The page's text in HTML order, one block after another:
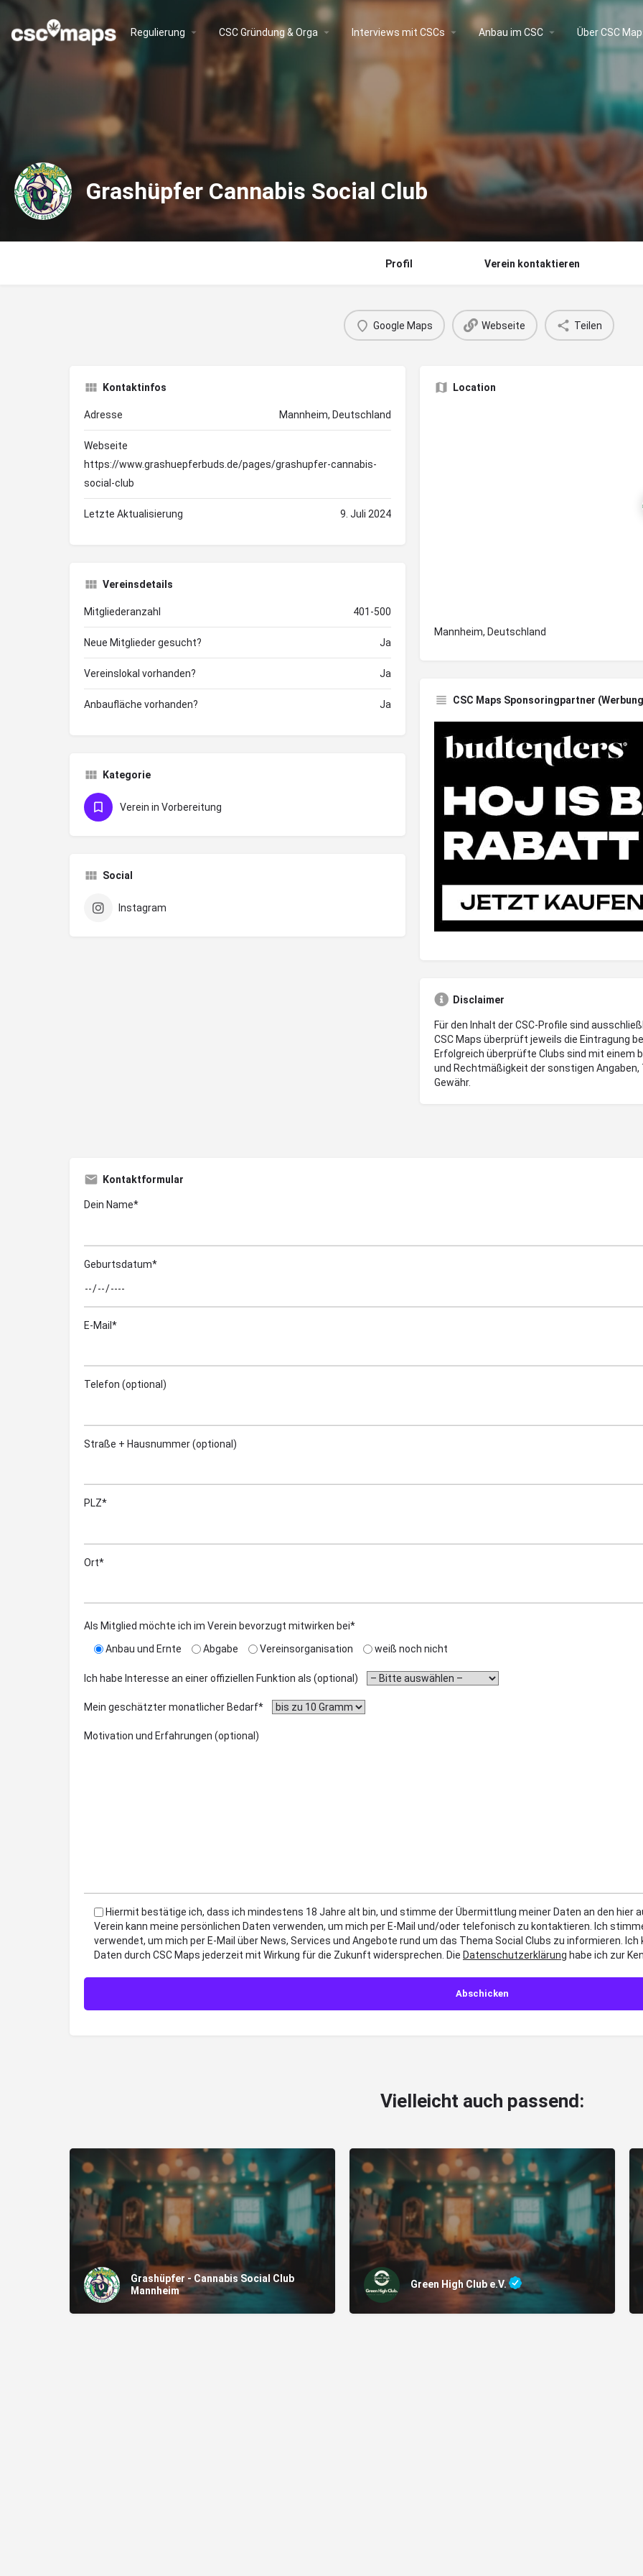
Regulierung CSC Gründung & Orga Interviews mit CSCs Anbau im CSC Über CSC
Grashüpfer Cannabis Social Club
Profil Verein kontaktieren
Google Maps Webseite Teilen
Kontaktinfos
Adresse Mannheim, Deutschland
Webseite
https://www.grashuepferbuds.de/pages/grashupfer-cannabis-
social-club
Letzte Aktualisierung 9. Juli 2024
Vereinsdetails
Mitgliederanzahl 401-500
Neue Mitglieder gesucht? Ja
Vereinslokal vorhanden? Ja
Anbaufläche vorhanden? Ja
Kategorie
Verein in Vorbereitung
Social
Instagram
Location
Mannheim, Deutschland
CSC Maps Sponsoringpartner
Disclaimer
Für den Inhalt der CSC-Profile sind
CSC Maps überprüft jeweils die Eintragung
Erfolgreich überprüfte Clubs sind mit einem
und Rechtmäßigkeit der sonstigen
Gewähr.
Kontaktformular
Dein Name*
Geburtsdatum*
E-Mail*
Telefon (optional)
Straße + Hausnummer (optional)
PLZ*
Ort*
Als Mitglied möchte ich im Verein bevorzugt mitwirken bei*
Anbau und Ernte
Abgabe Vereinsorganisation weiß noch nicht
Ich habe Interesse an einer offiziellen Funktion als (optional)
Mein geschätzter monatlicher Bedarf*
Motivation und Erfahrungen (optional)
Hiermit bestätige ich, dass ich mindestens 18 Jahre alt bin, und stimme der Übermittlung meiner Daten an den hier
Verein kann meine persönlichen Daten verwenden, um mich per E-Mail und/oder telefonisch zu kontaktieren. Ich
verwendet, um mich per E-Mail über News, Services und Angebote rund um das Thema Social Clubs zu informieren.
Daten durch CSC Maps jederzeit mit Wirkung für die Zukunft widersprechen. Die Datenschutzerklärung habe ich zur
Vielleicht auch passend:
Grashüpfer - Cannabis Social Club
Mannheim
Green High Club e.V.